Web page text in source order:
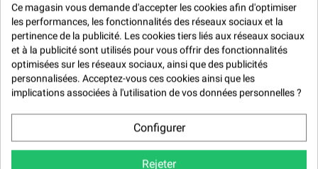

NOTER LE PRODUIT
Politique de traitement des avis
Il n'y a pas encore d'avis pour ce produit.
Ce magasin vous demande d'accepter les cookies afin d'optimiser
les performances, les fonctionnalités des réseaux sociaux et la
pertinence de la publicité. Les cookies tiers liés aux réseaux sociaux
et à la publicité sont utilisés pour vous offrir des fonctionnalités
optimisées sur les réseaux sociaux, ainsi que des publicités
personnalisées. Acceptez-vous ces cookies ainsi que les
implications associées à l'utilisation de vos données personnelles ?
Configurer
Rejeter